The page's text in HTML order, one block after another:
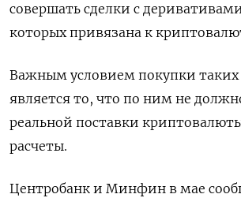
совершать сделки с
которых привязана к
Важным условием покупки
является то, что по ним не
реальной поставки
расчеты.
Центробанк и Минфин в мае